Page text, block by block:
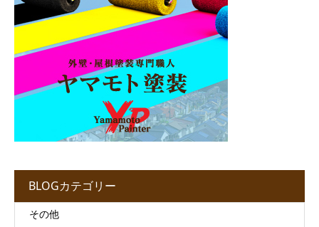
BLOGカテゴリー
その他